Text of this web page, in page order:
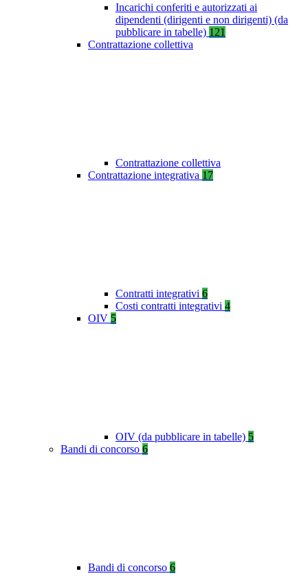
Incarichi conferiti e autorizzati ai
dipendenti (dirigenti e non dirigenti) (da
pubblicare in tabelle) 121
Contrattazione collettiva
Contrattazione collettiva
Contrattazione integrativa 17
Contratti integrativi 6
Costi contratti integrativi 4
OIV 5
OIV (da pubblicare in tabelle) 5
Bandi di concorso 6
Bandi di concorso 6